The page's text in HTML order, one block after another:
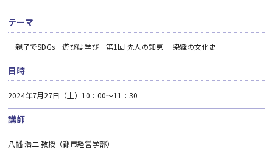
テーマ
「親子でSDGs 遊びは学び」第1回 先人の知恵 －染織の文化史－
日時
2024年7月27日（土） 10 ：00～11 ：30
講師
八幡 浩二 教授（都市経営学部）